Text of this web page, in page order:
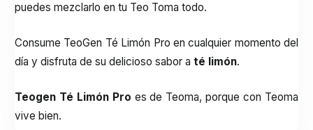
puedes mezclarlo en tu Teo Toma todo.
Consume TeoGen Té Limón Pro en cualquier momento del
día y disfruta de su delicioso sabor a té limón.
Teogen Té Limón Pro es de Teoma, porque con Teoma
vive bien.